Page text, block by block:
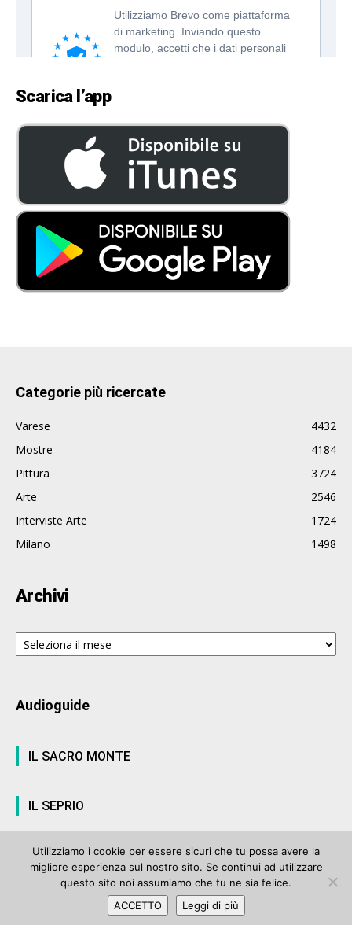
Scarica l’app
Categorie più ricercate
Varese
4432
Mostre
4184
Pittura
3724
Arte
2546
Interviste Arte
1724
Milano
1498
Archivi
Archivi
Audioguide
IL SACRO MONTE
IL SEPRIO
© ArteVarese.com by Wtv S.r.l.- © 2007 - P.I. 03063680122 Iscrizione n°
906 del Registro Stampa del Tribunale di Varese del 17 luglio 2006 |
Privacy Policy
Utilizziamo i cookie per essere sicuri che tu possa avere la
migliore esperienza sul nostro sito. Se continui ad utilizzare
questo sito noi assumiamo che tu ne sia felice.
ACCETTO
Leggi di più